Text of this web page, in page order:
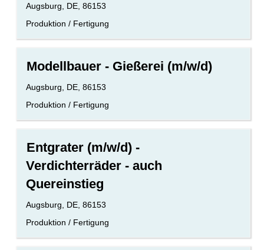
Standort
Augsburg, DE, 86153
Benutzerdefiniertes
2
Produktion / Fertigung
um
die
Stellenbezeichnung
Modellbauer - Gießerei (m/w/d)
Standort
Augsburg, DE, 86153
Benutzerdefiniertes
2
Produktion / Fertigung
Drücken
Sie
die
um
die
vollständig
anzuzeigen.
Stellenbezeichnung
Entgrater (m/w/d) -
Verdichterräder - auch
Quereinstieg
Standort
Augsburg, DE, 86153
Benutzerdefiniertes
2
Produktion / Fertigung
Drücken
Sie
die
Leertaste,
um
die
vollständig
anzuzeigen.